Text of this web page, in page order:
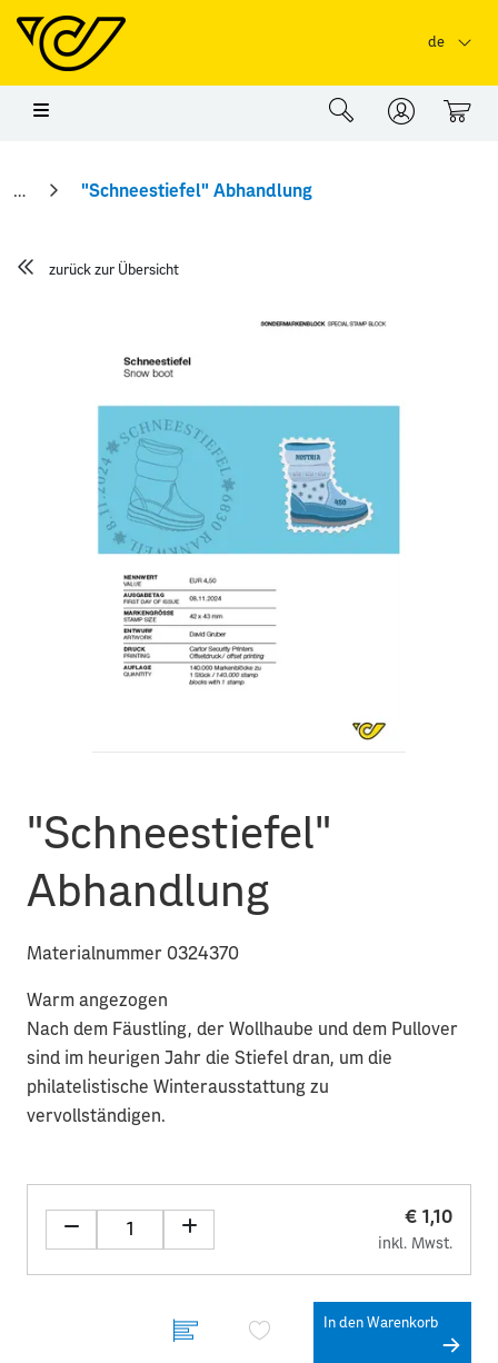
Springe zu Hauptinhalt
de
0
"Schneestiefel" Abhandlung
zurück zur Übersicht
"Schneestiefel"
Abhandlung
Materialnummer 0324370
Warm angezogen
Nach dem Fäustling, der Wollhaube und dem Pullover
sind im heurigen Jahr die Stiefel dran, um die
philatelistische Winterausstattung zu
vervollständigen.
€ 1,10
inkl. Mwst.
In den Warenkorb